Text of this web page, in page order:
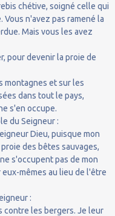
chétive, soigné celle qui
n'avez pas ramené la
Mais vous les avez
pour devenir la proie de
montagnes et sur les
dans tout le pays,
s'en occupe.
du Seigneur :
Dieu, puisque mon
des bêtes sauvages,
s'occupent pas de mon
mêmes au lieu de l'être
:
contre les bergers. Je leur